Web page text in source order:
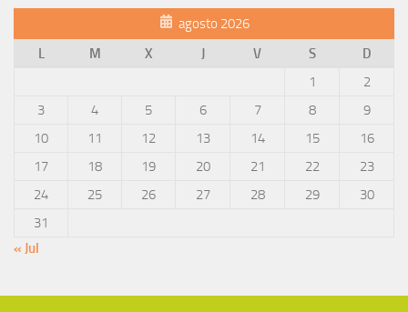
agosto 2026
L
M X J V S
D
1
2
3
4 5 6 7 8
9
10
11 12 13 14 15
16
17
18 19 20 21 22
23
24
25 26 27 28 29
30
31
« Jul